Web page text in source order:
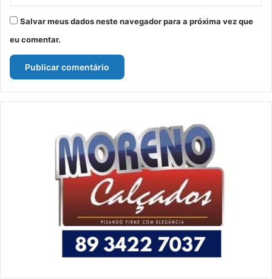
Salvar meus dados neste navegador para a próxima vez que
eu comentar.